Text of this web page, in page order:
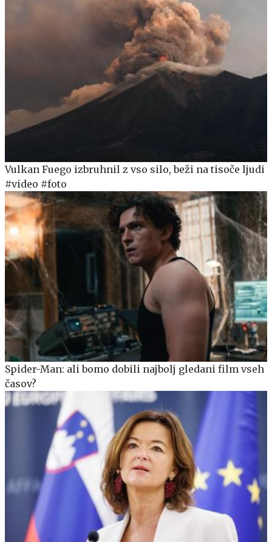
Vulkan Fuego izbruhnil z vso silo, beži na tisoče ljudi
#video #foto
Spider-Man: ali bomo dobili najbolj gledani film vseh
časov?